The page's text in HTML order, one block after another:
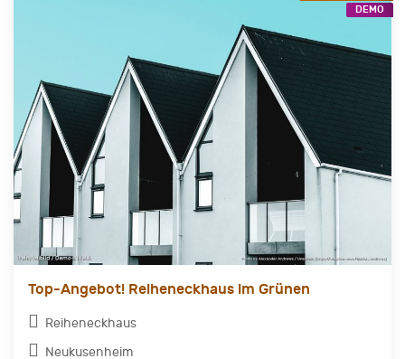
Top-Angebot! Reiheneckhaus im Grünen
Reiheneckhaus
Neukusenheim
DEMO